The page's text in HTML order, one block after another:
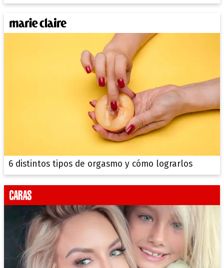
6 distintos tipos de orgasmo y cómo lograrlos